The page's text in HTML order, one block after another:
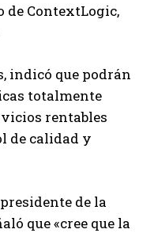
de ContextLogic,
indicó que podrán
totalmente
rentables
de calidad y
de la
que «cree que la